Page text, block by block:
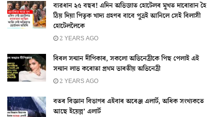
ব্যৱধান ২৫ বছৰ! এদিন অভিজাত হোটেলৰ মুখত দাৰোৱান হৈ
ঠিয় দিয়া পিতৃক খাদ্য গ্ৰহণৰ বাবে পুত্ৰই আনিলে সেই বিলাসী
হোটেললৈকে
2 YEARS AGO
বিৰল সন্মান দীপিকাৰ, সকলো অভিনেত্ৰীকে পিছ পেলাই এই
সন্মান লাভ কৰোতা প্ৰথম ভাৰতীয় অভিনেত্ৰী
2 YEARS AGO
বতৰ বিজ্ঞান বিভাগৰ এইবাৰ অৰেঞ্জ এলাৰ্ট, অধিক সংখ্যকতে
আছে ইয়েল্ল’ এলাৰ্ট